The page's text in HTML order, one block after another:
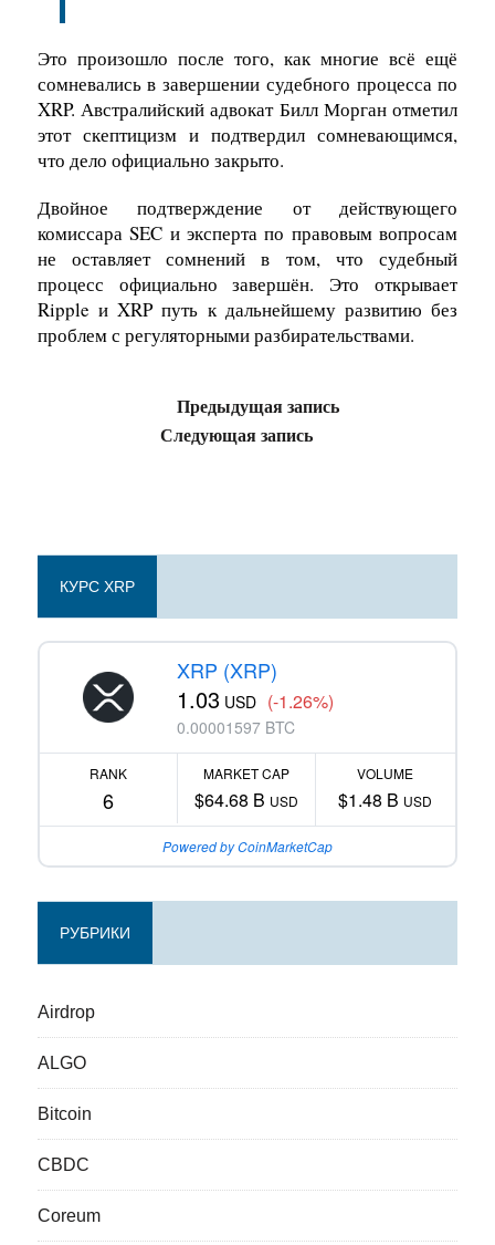
Это произошло после того, как многие всё ещё
сомневались в завершении судебного процесса по
XRP. Австралийский адвокат Билл Морган отметил
этот скептицизм и подтвердил сомневающимся,
что дело официально закрыто.
Двойное подтверждение от действующего
комиссара SEC и эксперта по правовым вопросам
не оставляет сомнений в том, что судебный
процесс официально завершён. Это открывает
Ripple и XRP путь к дальнейшему развитию без
проблем с регуляторными разбирательствами.
Предыдущая запись
Следующая запись
КУРС XRP
XRP (XRP)
1.03 USD (-1.26%)
0.00001597 BTC
RANK
6
MARKET CAP
$64.68 B USD
VOLUME
$1.48 B USD
Powered by CoinMarketCap
РУБРИКИ
Airdrop
ALGO
Bitcoin
CBDC
Coreum